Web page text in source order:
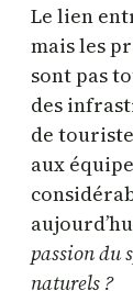
Le lien
mais les
sont pas
des
de
aux
passion du
naturels ?